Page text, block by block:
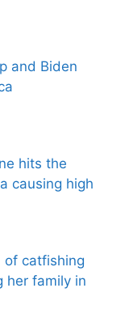
and Biden
hits the
causing high
of catfishing
her family in